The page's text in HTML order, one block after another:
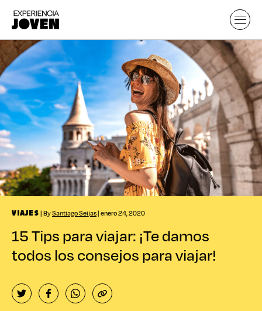
VIAJES | BySantiago Seijas| enero 24, 2020
15 Tips para viajar: ¡Te damos
todos los consejos para viajar!